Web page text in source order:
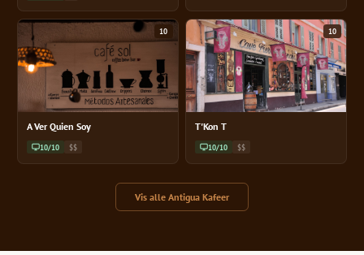
10
A Ver Quien Soy
10/10 $$
10
T'Kon T
10/10 $$
Vis alle Antigua Kafeer